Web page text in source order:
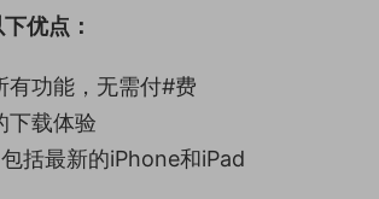
优点：
有功能，无需付#费
下载体验
括最新的iPhone和iPad